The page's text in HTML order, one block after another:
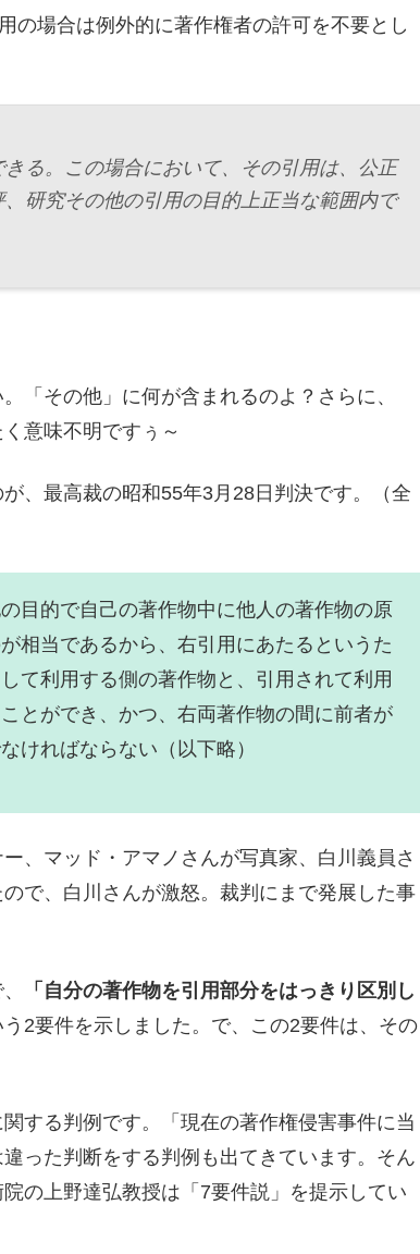
の場合は例外的に著作権者の許可を不要とし
る。この場合において、その引用は、公正
研究その他の引用の目的上正当な範囲内で
「その他」に何が含まれるのよ？さらに、
意味不明ですぅ～
、最高裁の昭和55年3月28日判決です。（全
目的で自己の著作物中に他人の著作物の原
相当であるから、右引用にあたるというた
て利用する側の著作物と、引用されて利用
とができ、かつ、右両著作物の間に前者が
ければならない（以下略）
、マッド・アマノさんが写真家、白川義員さ
で、白川さんが激怒。裁判にまで発展した事
「自分の著作物を引用部分をはっきり区別し
う2要件を示しました。で、この2要件は、その
する判例です。「現在の著作権侵害事件に当
った判断をする判例も出てきています。そん
の上野達弘教授は「7要件説」を提示してい